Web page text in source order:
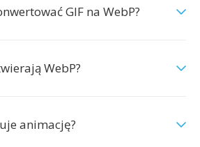
GIF na WebP?
WebP?
animację?